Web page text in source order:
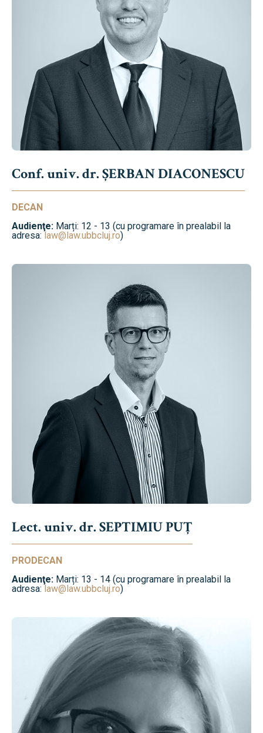
Conf. univ. dr. ȘERBAN DIACONESCU
DECAN
Audienţe: Marți: 12 - 13 (cu programare în prealabil la
adresa:law@law.ubbcluj.ro)
Lect. univ. dr. SEPTIMIU PUȚ
PRODECAN
Audienţe: Marți: 13 - 14 (cu programare în prealabil la
adresa:law@law.ubbcluj.ro)